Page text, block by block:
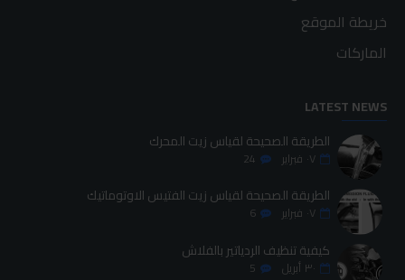
خريطة الموقع
الماركات
LATEST NEWS
الطريقة الصحيحة لقياس زيت المحرك
٠٧ فبراير 24
الطريقة الصحيحة لقياس زيت الفتيس الاوتوماتيك
٠٧ فبراير 6
كيفية تنظيف الردياتير بالفلاش
٣٠ أبريل 5